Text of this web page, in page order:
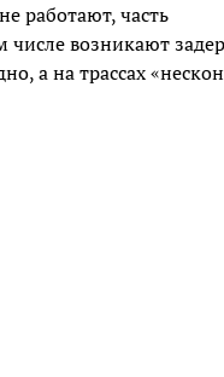
работают, часть
числе возникают
а на трассах